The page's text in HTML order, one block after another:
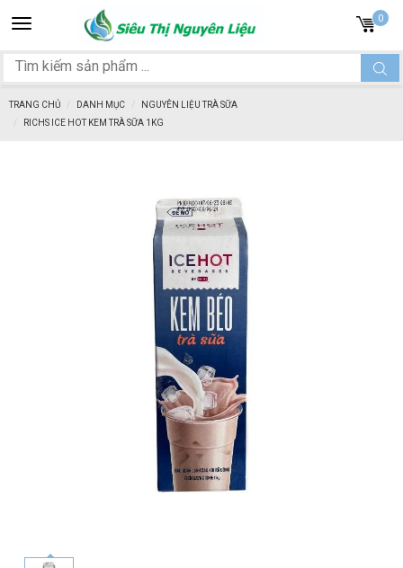
Toggle
navigation
0
TRANG CHỦ DANH MỤC
NGUYÊN LIỆU TRÀ SỮA
RICHS ICE HOT KEM TRÀ SỮA 1KG